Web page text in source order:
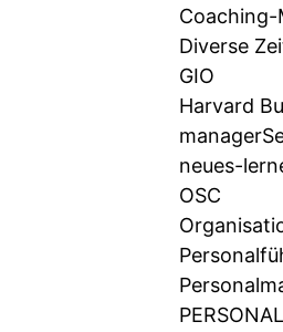
Coaching-
Diverse
GIO
Harvard
neues-
OSC